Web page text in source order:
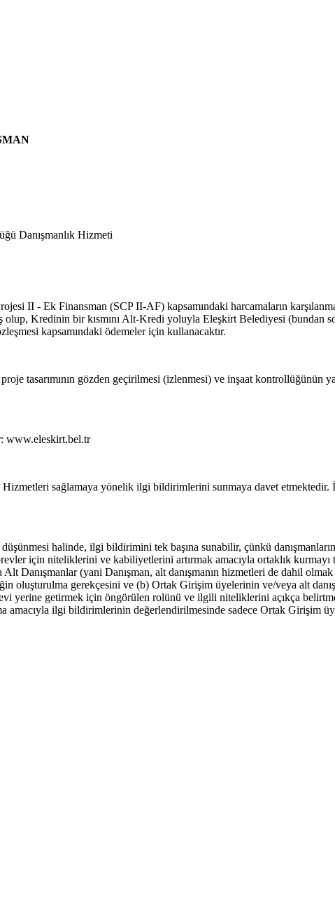
Danışmanlık Hizmeti
II - Ek Finansman (SCP II-AF) kapsamındaki harcamaların
Kredinin bir kısmını Alt-Kredi yoluyla Eleşkirt Belediyesi (bundan
kapsamındaki ödemeler için kullanacaktır.
tasarımının gözden geçirilmesi (izlenmesi) ve inşaat kontrollüğünün
www.eleskirt.bel.tr
Hizmetleri sağlamaya yönelik ilgi bildirimlerini sunmaya davet
halinde, ilgi bildirimini tek başına sunabilir, çünkü
için niteliklerini ve kabiliyetlerini artırmak amacıyla ortaklık
Danışmanlar (yani Danışman, alt danışmanın hizmetleri de dahil
oluşturulma gerekçesini ve (b) Ortak Girişim üyelerinin ve/veya alt
yerine getirmek için öngörülen rolünü ve ilgili niteliklerini açıkça
amacıyla ilgi bildirimlerinin değerlendirilmesinde sadece Ortak Girişim